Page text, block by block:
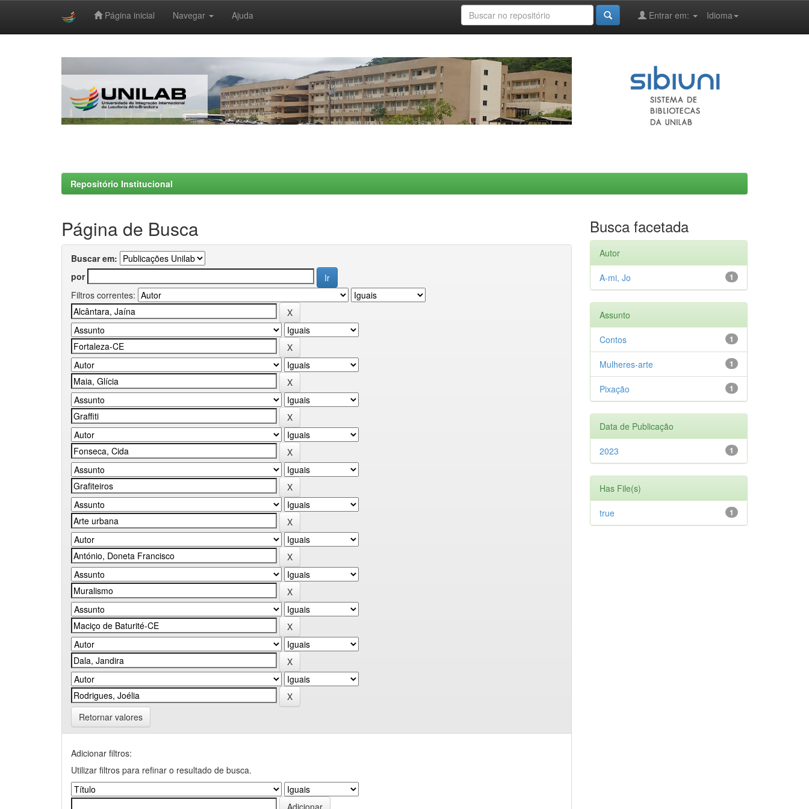
Página inicial Navegar Ajuda Idioma
Entrar em:
Repositório Institucional
Página de Busca
Buscar em:
por
Filtros correntes:
Retornar valores
Adicionar filtros:
Utilizar filtros para refinar o resultado de busca.
Busca facetada
Autor
1
A-mi, Jo
Assunto
1
Contos
1
Mulheres-arte
1
Pixação
Data de Publicação
1
2023
Has File(s)
1
true